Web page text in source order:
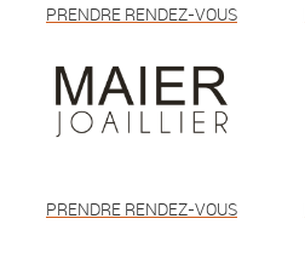
PRENDRE RENDEZ-VOUS
PRENDRE RENDEZ-VOUS